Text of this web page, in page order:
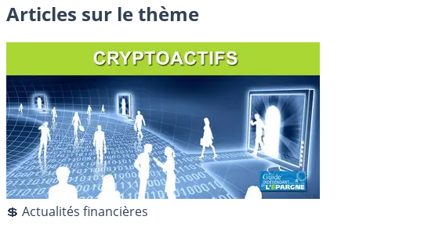
Articles sur le thème
💲 Actualités financières